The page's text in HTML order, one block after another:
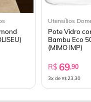
Utensílios
Pote Vidro
Bambu Eco
(MIMO IMP)
R$ 69,90
3x de R$ 23,30